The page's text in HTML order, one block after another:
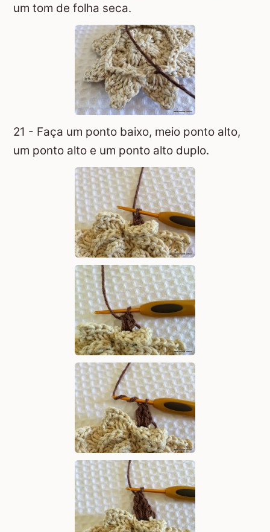
um tom de folha seca.
21 - Faça um ponto baixo, meio ponto alto,
um ponto alto e um ponto alto duplo.